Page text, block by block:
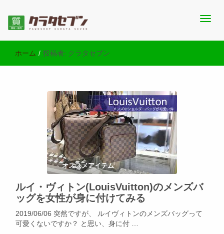
池袋の質屋クラタセブン 公式BLOG
績・販売商品情報や雑記をお届けします。
ホーム / 投稿者: クラタセブン
オススメアイテム
ルイ・ヴィトン(LouisVuitton)のメンズバ
ッグを女性が身に付けてみる
2019/06/06 突然ですが、 ルイヴィトンのメンズバッグって
可愛くないですか？ と思い、身に付 …